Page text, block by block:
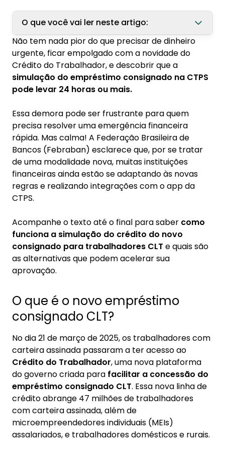
O que você vai ler neste artigo:
1. O que é o novo empréstimo consignado
CLT?
2. Quanto tempo leva para simular um
empréstimo consignado CLT?
3. Quem pode solicitar o novo empréstimo
CLT?
4. Como aderir ao novo consignado CLT: passo
a passo
5. Quem já tem o consignado pode migrar?
6. Para onde o dinheiro do empréstimo é
Não tem nada pior do que precisar de dinheiro
urgente, ficar empolgado com a novidade do
Crédito do Trabalhador, e descobrir que a
simulação do empréstimo consignado na CTPS
pode levar 24 horas ou mais.
Essa demora pode ser frustrante para quem
precisa resolver uma emergência financeira
rápida. Mas calma! A Federação Brasileira de
Bancos (Febraban) esclarece que, por se tratar
de uma modalidade nova, muitas instituições
financeiras ainda estão se adaptando às novas
regras e realizando integrações com o app da
CTPS.
Acompanhe o texto até o final para saber como
funciona a simulação do crédito do novo
consignado para trabalhadores CLT e quais são
as alternativas que podem acelerar sua
aprovação.
O que é o novo empréstimo
consignado CLT?
No dia 21 de março de 2025, os trabalhadores com
carteira assinada passaram a ter acesso ao
Crédito do Trabalhador, uma nova plataforma
do governo criada para facilitar a concessão do
empréstimo consignado CLT. Essa nova linha de
crédito abrange 47 milhões de trabalhadores
com carteira assinada, além de
microempreendedores individuais (MEIs)
assalariados, e trabalhadores domésticos e rurais.